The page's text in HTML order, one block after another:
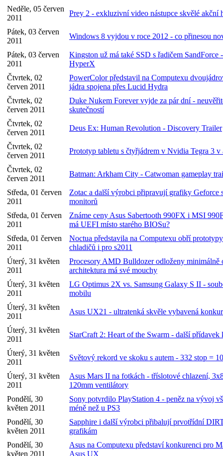
Neděle, 05 červen
2011
Prey 2 - exkluzivní video nástupce skvělé akční
Pátek, 03 červen
2011
Windows 8 vyjdou v roce 2012 - co přinesou
Pátek, 03 červen
2011
Kingston už má také SSD s řadičem SandForce
HyperX
Čtvrtek, 02
červen 2011
PowerColor představil na Computexu
jádra spojena přes Lucid Hydra
Čtvrtek, 02
červen 2011
Duke Nukem Forever vyjde za pár dní -
skutečností
Čtvrtek, 02
červen 2011
Deus Ex: Human Revolution - Discovery Trailer
Čtvrtek, 02
červen 2011
Prototyp tabletu s čtyřjádrem v Nvidia Tegra 3 v
Čtvrtek, 02
červen 2011
Batman: Arkham City - Catwoman gameplay
Středa, 01 červen
2011
Zotac a další výrobci připravují grafiky Geforce
monitorů
Středa, 01 červen
2011
Známe ceny Asus Sabertooth 990FX i MSI
má UEFI místo starého BIOSu?
Středa, 01 červen
2011
Noctua představila na Computexu obří
chladičů i pro s2011
Úterý, 31 květen
2011
Procesory AMD Bulldozer odloženy minimálně
architektura má své mouchy
Úterý, 31 květen
2011
LG Optimus 2X vs. Samsung Galaxy S II -
mobilu
Úterý, 31 květen
2011
Asus UX21 - ultratenká skvěle vybavená
Úterý, 31 květen
2011
StarCraft 2: Heart of the Swarm - další přídavek
Úterý, 31 květen
2011
Světový rekord ve skoku s autem - 332 stop =
Úterý, 31 květen
2011
Asus Mars II na fotkách - tříslotové chlazení,
120mm ventilátory
Pondělí, 30
květen 2011
Sony potvrdilo PlayStation 4 - peněz na vývoj
méně než u PS3
Pondělí, 30
květen 2011
Sapphire i další výrobci přibalují prvotřídní
grafikám
Pondělí, 30
květen 2011
Asus na Computexu představí konkurenci pro
Asus UX